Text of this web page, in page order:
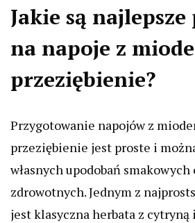
Jakie są
na napoje z
przeziębienie?
Przygotowanie napojów z
przeziębienie jest proste i
własnych upodobań
zdrowotnych. Jednym z
jest klasyczna herbata z